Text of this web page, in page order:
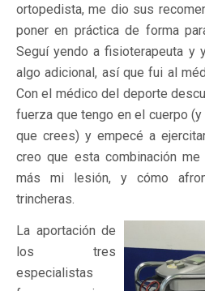
ortopedista, me dio sus
poner en práctica de forma
Seguí yendo a fisioterapeuta y
algo adicional, así que fui al
Con el médico del deporte
fuerza que tengo en el cuerpo
que crees) y empecé a
creo que esta combinación me
más mi lesión, y cómo
trincheras.
La aportación de
los tres
especialistas